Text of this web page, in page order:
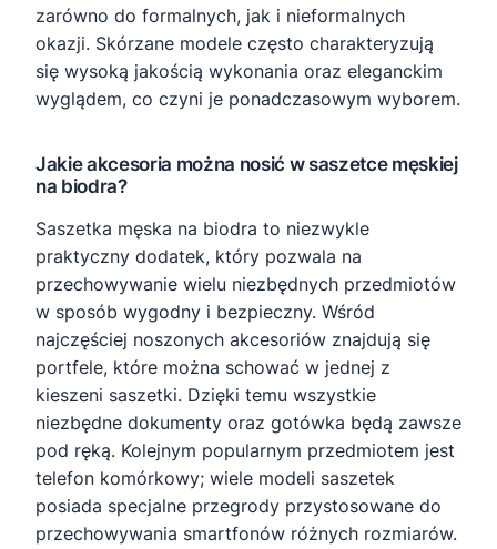
zarówno do formalnych, jak i nieformalnych
okazji. Skórzane modele często charakteryzują
się wysoką jakością wykonania oraz eleganckim
wyglądem, co czyni je ponadczasowym wyborem.
Jakie akcesoria można nosić w saszetce męskiej
na biodra?
Saszetka męska na biodra to niezwykle
praktyczny dodatek, który pozwala na
przechowywanie wielu niezbędnych przedmiotów
w sposób wygodny i bezpieczny. Wśród
najczęściej noszonych akcesoriów znajdują się
portfele, które można schować w jednej z
kieszeni saszetki. Dzięki temu wszystkie
niezbędne dokumenty oraz gotówka będą zawsze
pod ręką. Kolejnym popularnym przedmiotem jest
telefon komórkowy; wiele modeli saszetek
posiada specjalne przegrody przystosowane do
przechowywania smartfonów różnych rozmiarów.